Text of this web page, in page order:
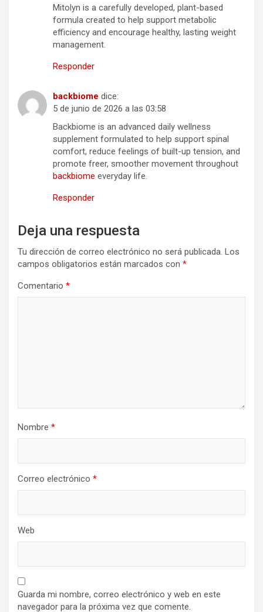
Mitolyn is a carefully developed, plant-based
formula created to help support metabolic
efficiency and encourage healthy, lasting weight
management.
Responder
backbiome dice:
5 de junio de 2026 a las 03:58
Backbiome is an advanced daily wellness
supplement formulated to help support spinal
comfort, reduce feelings of built-up tension, and
promote freer, smoother movement throughout
backbiome everyday life.
Responder
Deja una respuesta
Tu dirección de correo electrónico no será publicada. Los
campos obligatorios están marcados con *
Comentario *
Nombre *
Correo electrónico *
Web
Guarda mi nombre, correo electrónico y web en este
navegador para la próxima vez que comente.